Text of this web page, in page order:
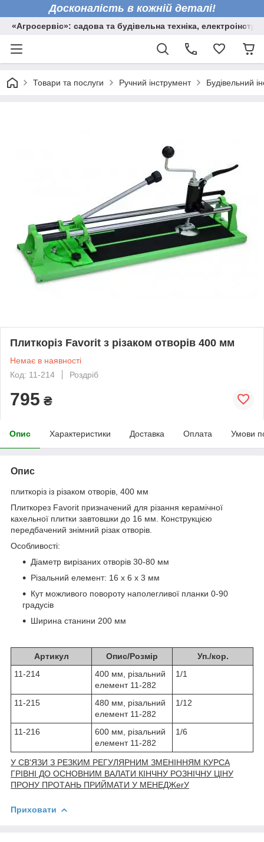
Досконалість в кожній деталі!
«Агросервіс»: садова та будівельна техніка,
Товари та послуги Ручний інструмент Будівельний
Плиткоріз Favorit з різаком отворів 400 мм
Немає в наявності
Код: 11-214
Роздріб
795 ₴
Опис Характеристики Доставка Оплата Умови
Опис
плиткоріз із різаком отворів, 400 мм
Плиткорез Favorit призначений для різання керамічної
кахельної плитки завтовшки до 16 мм. Конструкцією
передбачений знімний різак отворів.
Особливості:
Діаметр вирізаних отворів 30-80 мм
Різальний елемент: 16 x 6 x 3 мм
Кут можливого повороту наполегливої планки 0-90
градусів
Ширина станини 200 мм
Артикул Опис/Розмір
Уп./кор.
11-214
400 мм, різальний
елемент 11-282
1/1
11-215
480 мм, різальний
елемент 11-282
1/12
11-216
600 мм, різальний
елемент 11-282
1/6
У СВ'ЯЗИ З РЕЗКИМ РЕГУЛЯРНИМ ЗМЕНІННЯМ КУРСА
ГРІВНІ ДО ОСНОВНИМ ВАЛАТИ КІНЧНУ РОЗНІЧНУ ЦІНУ
ПРОНУ ПРОТАНЬ ПРИЙМАТИ У МЕНЕДЖerУ
Приховати